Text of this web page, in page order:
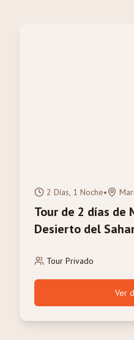
2 Días, 1 Noche•
Tour de 2 días de
Desierto del
Tour Privado
Ver